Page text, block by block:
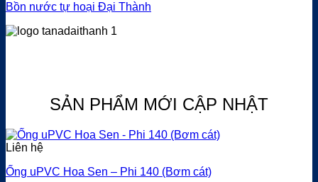
Bồn nước tự hoại Đại Thành
SẢN PHẨM MỚI CẬP NHẬT
Liên hệ
Ống uPVC Hoa Sen – Phi 140 (Bơm cát)